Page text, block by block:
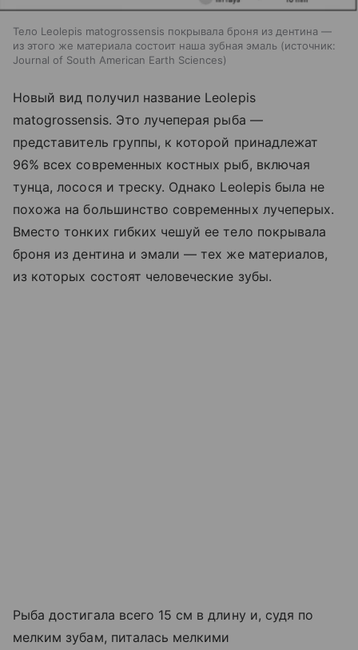
Тело Leolepis matogrossensis покрывала броня из дентина —
из этого же материала состоит наша зубная эмаль
источник:
Journal of South American Earth Sciences
Новый вид получил название Leolepis
matogrossensis. Это лучеперая рыба —
представитель группы, к которой принадлежат
96% всех современных костных рыб, включая
тунца, лосося и треску. Однако Leolepis была не
похожа на большинство современных лучеперых.
Вместо тонких гибких чешуй ее тело покрывала
броня из дентина и эмали — тех же материалов,
из которых состоят человеческие зубы.
Рыба достигала всего 15 см в длину и, судя по
мелким зубам, питалась мелкими